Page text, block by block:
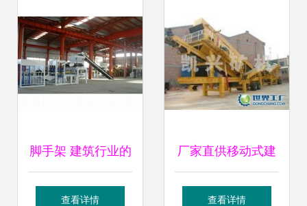
租赁服务
脚手架 建筑行业的
支柱与自助贸易的
查看详情
厂家直供移动式建
筑垃圾破碎站 高效
查看详情